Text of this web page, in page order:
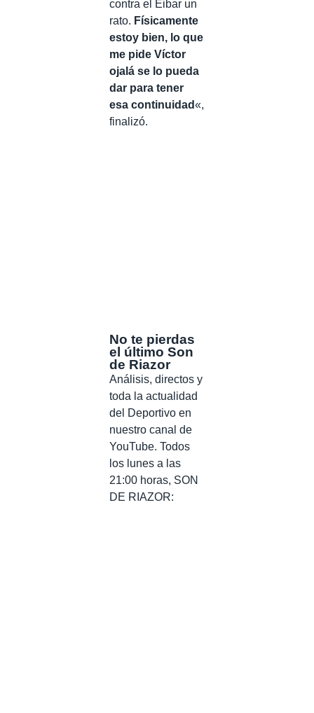
contra el Eibar un
rato. Físicamente
estoy bien, lo que
me pide Víctor
ojalá se lo pueda
dar para tener
esa continuidad«,
finalizó.
No te pierdas
el último Son
de Riazor
Análisis, directos y
toda la actualidad
del Deportivo en
nuestro canal de
YouTube. Todos
los lunes a las
21:00 horas, SON
DE RIAZOR: